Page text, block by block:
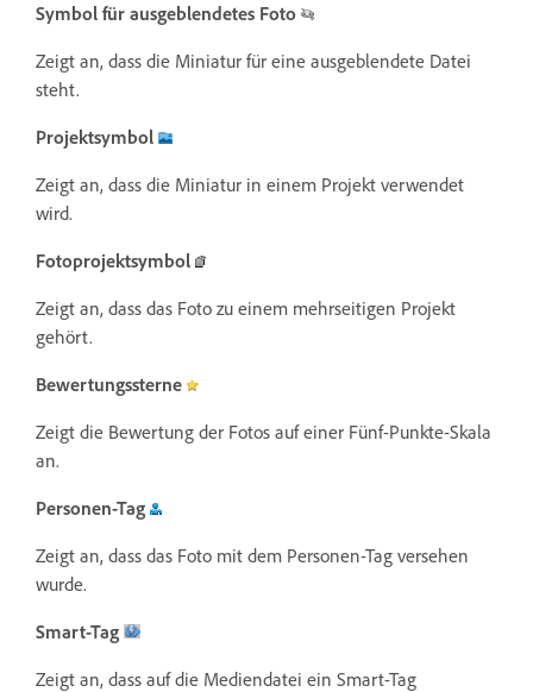
Symbol für ausgeblendetes Foto
Zeigt an, dass die Miniatur für eine ausgeblendete Datei
steht.
Projektsymbol
Zeigt an, dass die Miniatur in einem Projekt verwendet
wird.
Fotoprojektsymbol
Zeigt an, dass das Foto zu einem mehrseitigen Projekt
gehört.
Bewertungssterne
Zeigt die Bewertung der Fotos auf einer Fünf-Punkte-Skala
an.
Personen-Tag
Zeigt an, dass das Foto mit dem Personen-Tag versehen
wurde.
Smart-Tag
Zeigt an, dass auf die Mediendatei ein Smart-Tag